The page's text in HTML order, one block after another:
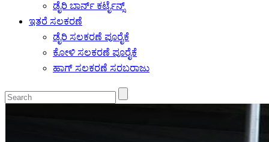
ಡೈರಿ ಬಾರ್ನ್ ಕರ್ಟೈನ್ಸ್
ಇತರೆ ಸಲಕರಣೆ
ಡೈರಿ ಸಲಕರಣೆ ಪೂರೈಕೆ
ಕೋಳಿ ಸಲಕರಣೆ ಪೂರೈಕೆ
ಹಾಗ್ ಸಲಕರಣೆ ಸರಬರಾಜು